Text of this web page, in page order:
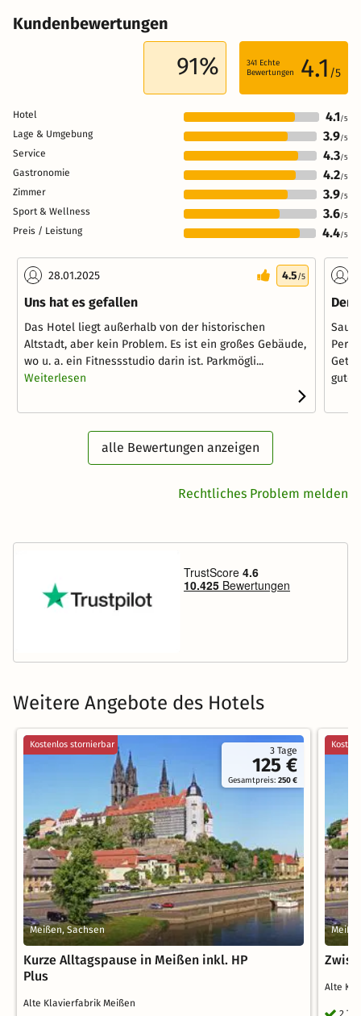
Kundenbewertungen
91% 341 Echte
Bewertungen
4.1 /5
Hotel 4.1/5
Lage & Umgebung 3.9/5
Service 4.3/5
Gastronomie 4.2/5
Zimmer 3.9/5
Sport & Wellness 3.6/5
Preis / Leistung 4.4/5
28.01.2025 4.5/5
Uns hat es gefallen
Das Hotel liegt außerhalb von der historischen
Altstadt, aber kein Problem. Es ist ein großes Gebäude,
wo u. a. ein Fitnessstudio darin ist. Parkmögli...
Weiterlesen
Den
gute...
alle Bewertungen anzeigen
Rechtliches Problem melden
Weitere Angebote des Hotels
3 Tage
125 €
Gesamtpreis:250 €
Kostenlos stornierbar
Meißen, Sachsen
Kurze Alltagspause in Meißen inkl. HP
Plus
Alte Klavierfabrik Meißen
Alte
2